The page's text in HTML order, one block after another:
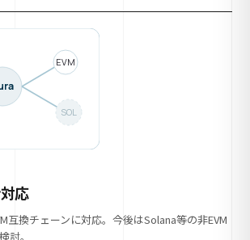
応
互換チェーンに対応。今後はSolana等の非EVM
討。
EVM
SOL